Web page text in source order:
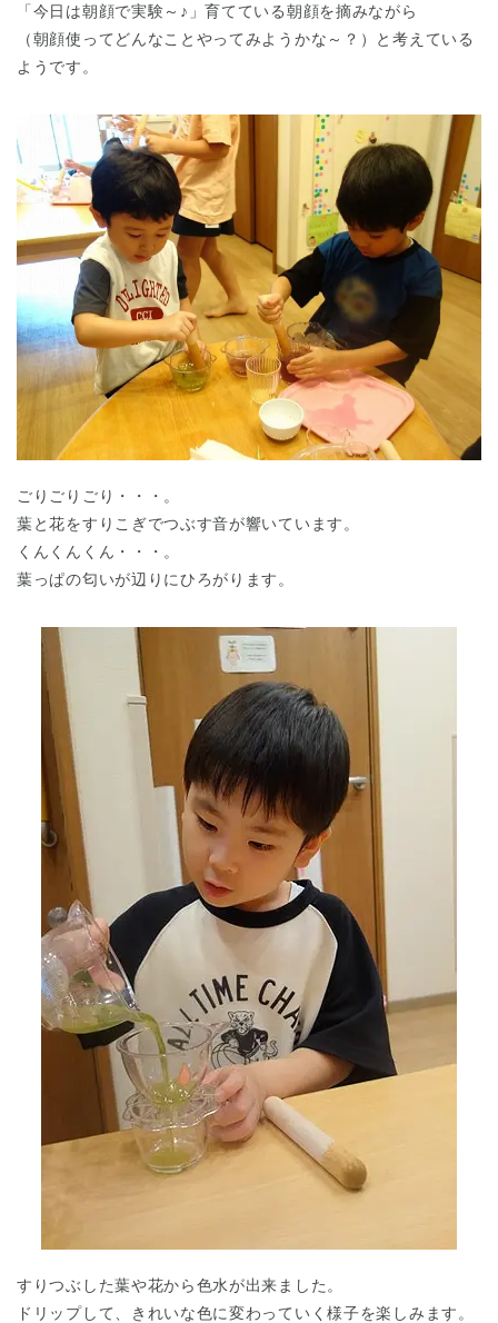
「今日は朝顔で実験～♪」育てている朝顔を摘みながら
（朝顔使ってどんなことやってみようかな～？）と考えている
ようです。
ごりごりごり・・・。
葉と花をすりこぎでつぶす音が響いています。
くんくんくん・・・。
葉っぱの匂いが辺りにひろがります。
すりつぶした葉や花から色水が出来ました。
ドリップして、きれいな色に変わっていく様子を楽しみます。